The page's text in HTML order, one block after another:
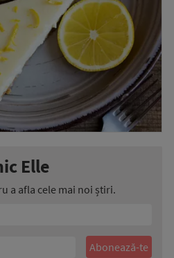
Elle
a afla cele mai noi știri.